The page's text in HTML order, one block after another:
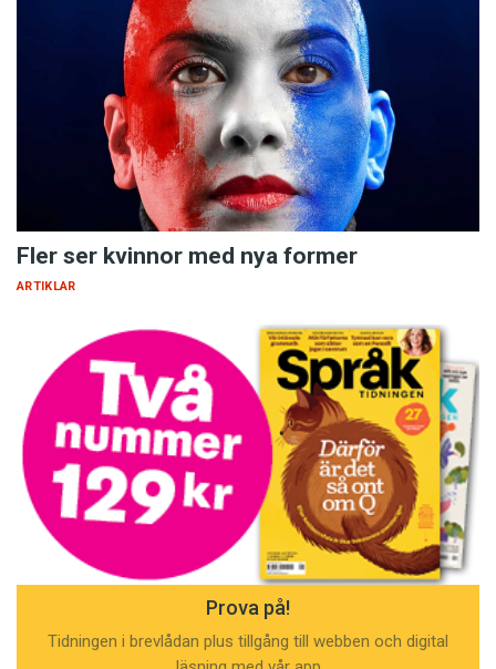
Fler ser kvinnor med nya former
ARTIKLAR
Prova på!
Tidningen i brevlådan plus tillgång till webben och digital